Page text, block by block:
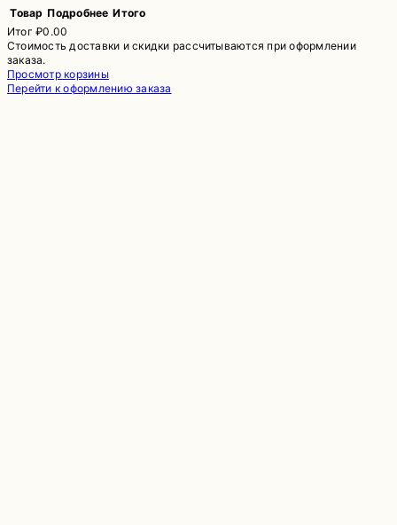
Товары
в
Товар Подробнее Итого
Итог₽0.00
Стоимость доставки и скидки рассчитываются при оформлении
заказа.
Просмотр корзины
Перейти к оформлению заказа